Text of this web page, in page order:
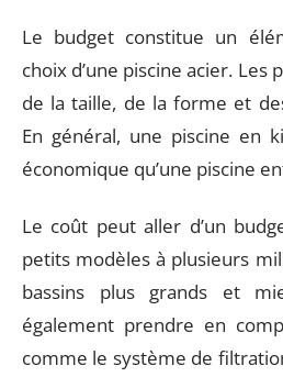
Le budget constitue un
choix d’une piscine acier.
de la taille, de la forme et
En général, une piscine en
économique qu’une piscine
Le coût peut aller d’un
petits modèles à plusieurs
bassins plus grands et
également prendre en
comme le système de